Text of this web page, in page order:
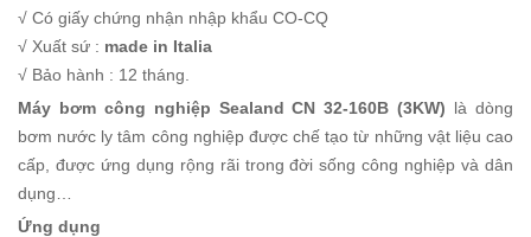
√ Có giấy chứng nhận nhập khẩu CO-CQ
√ Xuất sứ : made in Italia
√ Bảo hành : 12 tháng.
Máy bơm công nghiệp Sealand CN 32-160B (3KW) là dòng
bơm nước ly tâm công nghiệp được chế tạo từ những vật liệu cao
cấp, được ứng dụng rộng rãi trong đời sống công nghiệp và dân
dụng…
Ứng dụng